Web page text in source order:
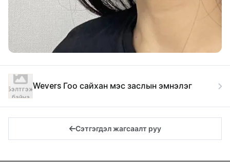
Бэлтгэж
байна
Wevers Гоо сайхан мэс заслын эмнэлэг
Сэтгэгдэл жагсаалт руу